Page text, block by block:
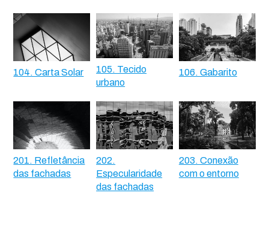
104. Carta Solar
105. Tecido
urbano
106. Gabarito
201. Refletância
das fachadas
202.
Especularidade
das fachadas
203. Conexão
com o entorno